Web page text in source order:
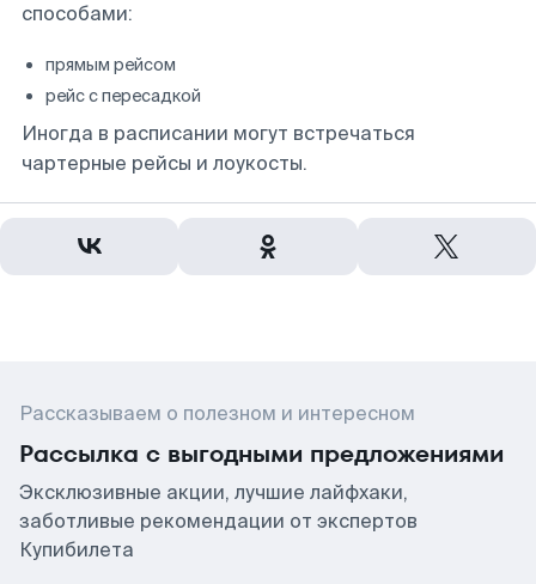
способами:
прямым рейсом
рейс с пересадкой
Иногда в расписании могут встречаться
чартерные рейсы и лоукосты.
Рассказываем о полезном и интересном
Рассылка с выгодными предложениями
Эксклюзивные акции, лучшие лайфхаки,
заботливые рекомендации от экспертов
Купибилета